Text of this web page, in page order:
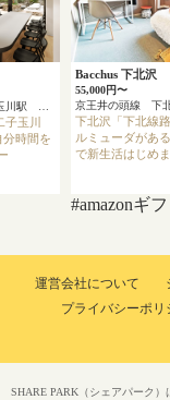
東急田園都市線 二子玉川駅 徒歩8分
玉川
時間を
Bacchus 下北沢
55,000円〜
下北沢「下北線
ルミューダがあ
で新生活はじめま
#amazonギ
運営会社について
プライバシーポリ
SHARE PARK（シェアパーク